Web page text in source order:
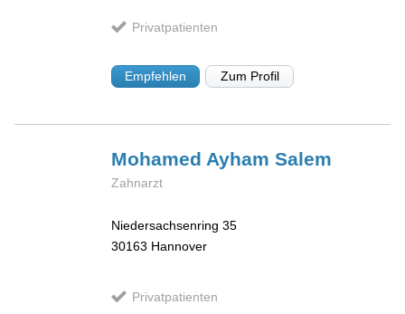
Privatpatienten
Empfehlen Zum Profil
Mohamed Ayham Salem
Zahnarzt
Niedersachsenring 35
30163 Hannover
Privatpatienten